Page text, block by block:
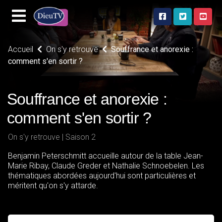
Accueil On s'y retrouve
Souffrance et anorexie :
comment s'en sortir ?
Souffrance et anorexie :
comment s'en sortir ?
On s'y retrouve | Saison 2
Benjamin Peterschmitt accueille autour de la table Jean-
Marie Ribay, Claude Greder et Nathalie Schnoebelen. Les
thématiques abordées aujourd'hui sont particulières et
méritent qu'on s'y attarde.